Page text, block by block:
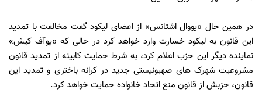
در همین حال «یووال اشتانس» از اعضای لیکود گفت مخالفت با تمدید
این قانون به لیکود خسارت وارد خواهد کرد در حالی که «یوآف کیش»
نماینده دیگر این حزب اعلام کرد، به شرط حمایت کابینه از تمدید قانون
مشروعیت شهرک های صهیونیستی جدید در کرانه باختری و تمدید این
قانون، حزبش از قانون منع اتحاد خانواده حمایت خواهد کرد.